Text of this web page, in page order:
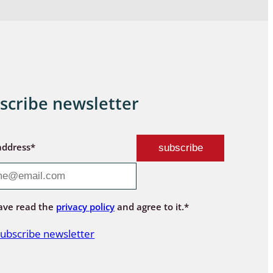
newsletter
read the privacy policy and agree to it.*
newsletter